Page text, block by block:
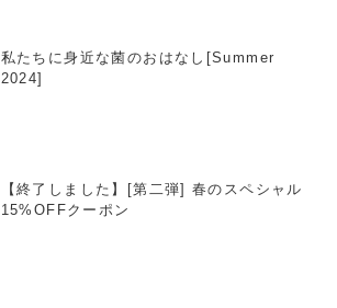
私たちに身近な菌のおはなし[Summer
2024]
【終了しました】[第二弾] 春のスペシャル
15%OFFクーポン